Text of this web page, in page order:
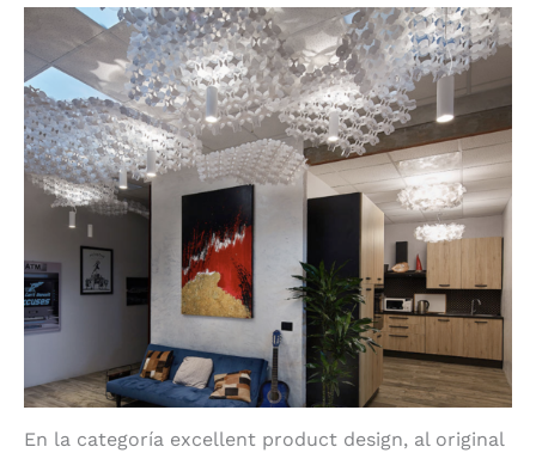
En la categoría excellent product design, al original